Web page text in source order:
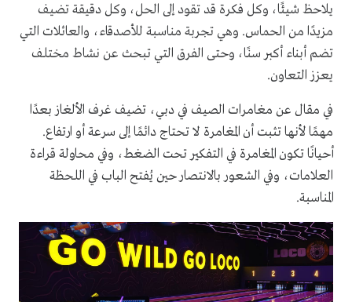
يلاحظ شيئًا، وكل فكرة قد تقود إلى الحل، وكل دقيقة تضيف
مزيدًا من الحماس. وهي تجربة مناسبة للأصدقاء، والعائلات التي
تضم أبناء أكبر سنًا، وحتى الفرق التي تبحث عن نشاط مختلف
يعزز التعاون.
في مقال عن مغامرات الصيف في دبي، تضيف غرف الألغاز بعدًا
مهمًا لأنها تثبت أن المغامرة لا تحتاج دائمًا إلى سرعة أو ارتفاع.
أحيانًا تكون المغامرة في التفكير تحت الضغط، وفي محاولة قراءة
العلامات، وفي الشعور بالانتصار حين يُفتح الباب في اللحظة
المناسبة.